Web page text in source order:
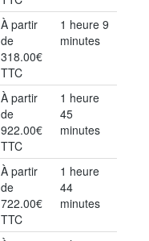
À partir
de
318.00€
TTC
1 heure 9
minutes
À partir
de
922.00€
TTC
1 heure
45
minutes
À partir
de
722.00€
TTC
1 heure
44
minutes